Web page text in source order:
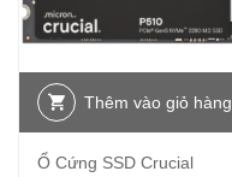
Thêm vào giỏ hàng
Ổ Cứng SSD Crucial